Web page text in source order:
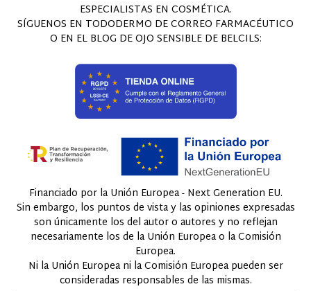
ESPECIALISTAS EN COSMÉTICA.
SÍGUENOS EN TODODERMO DE CORREO FARMACÉUTICO
O EN EL BLOG DE OJO SENSIBLE DE BELCILS:
Financiado por la Unión Europea - Next Generation EU.
Sin embargo, los puntos de vista y las opiniones expresadas
son únicamente los del autor o autores y no reflejan
necesariamente los de la Unión Europea o la Comisión
Europea.
Ni la Unión Europea ni la Comisión Europea pueden ser
consideradas responsables de las mismas.